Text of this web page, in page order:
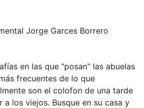
Jorge Garces Borrero
en las que "posan" las abuelas
frecuentes de lo que
son el colofon de una tarde
a los viejos. Busque en su casa y